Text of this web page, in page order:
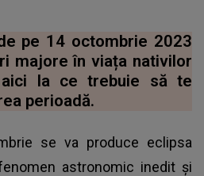
pe 14 octombrie 2023
majore în viața nativilor
la ce trebuie să te
perioadă.
se va produce eclipsa
astronomic inedit și